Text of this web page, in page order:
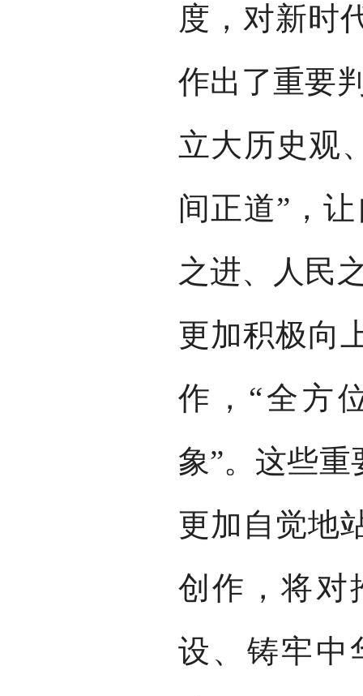
度，对新时
作出了重要
立大历史观
间正道”，
之进、人民
更加积极向
作，“全方
象”。这些
更加自觉地
创作，将对
设、铸牢中